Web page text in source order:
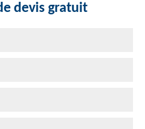
devis gratuit